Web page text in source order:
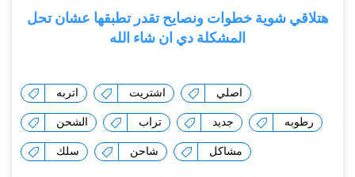
هتلاقي شوية خطوات ونصايح تقدر تطبقها عشان تحل
المشكلة دي ان شاء الله
اتربه اشتريت اصلي
الشحن تراب جديد رطوبه
سلك شاحن مشاكل